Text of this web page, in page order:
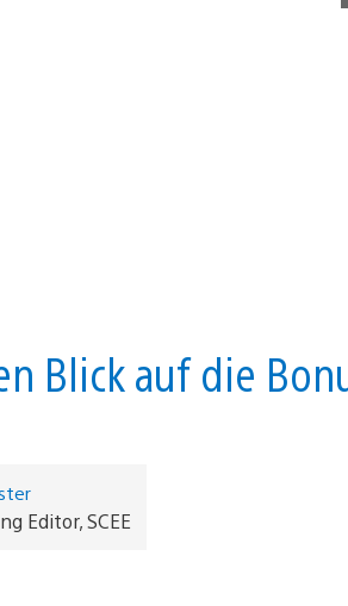
Blick auf die
Editor, SCEE